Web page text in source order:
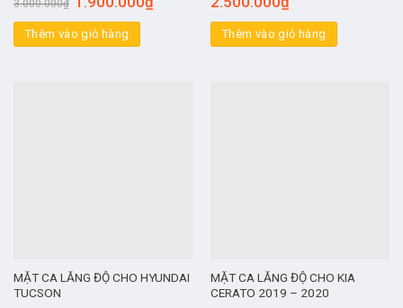
3.000.000₫
Thêm vào giỏ hàng Thêm vào giỏ hàng
MẶT CA LĂNG ĐỘ CHO HYUNDAI
TUCSON
MẶT CA LĂNG ĐỘ CHO KIA
CERATO 2019 – 2020